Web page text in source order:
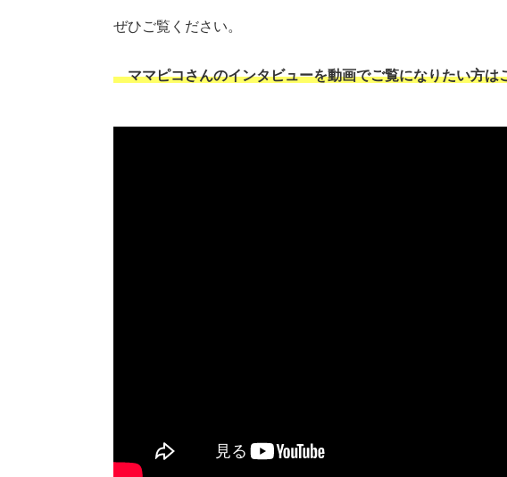
ぜひご覧ください。
ママピコさんのインタビューを動画でご覧になりたい方